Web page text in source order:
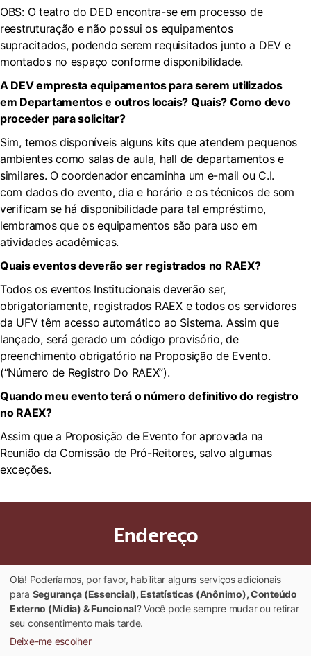
OBS: O teatro do DED encontra-se em processo de
reestruturação e não possui os equipamentos
supracitados, podendo serem requisitados junto a DEV e
montados no espaço conforme disponibilidade.
A DEV empresta equipamentos para serem utilizados
em Departamentos e outros locais? Quais? Como devo
proceder para solicitar?
Sim, temos disponíveis alguns kits que atendem pequenos
ambientes como salas de aula, hall de departamentos e
similares. O coordenador encaminha um e-mail ou C.I.
com dados do evento, dia e horário e os técnicos de som
verificam se há disponibilidade para tal empréstimo,
lembramos que os equipamentos são para uso em
atividades acadêmicas.
Quais eventos deverão ser registrados no RAEX?
Todos os eventos Institucionais deverão ser,
obrigatoriamente, registrados RAEX e todos os servidores
da UFV têm acesso automático ao Sistema. Assim que
lançado, será gerado um código provisório, de
preenchimento obrigatório na Proposição de Evento.
(“Número de Registro Do RAEX”).
Quando meu evento terá o número definitivo do registro
no RAEX?
Assim que a Proposição de Evento for aprovada na
Reunião da Comissão de Pró-Reitores, salvo algumas
exceções.
Endereço
Av. PH Rolfs, s/n – Viçosa/MG
CEP: 36570-900
CEE – Gabinete 7
© 2022 Universidade Federal de Viçosa - Todos os Direitos
Olá! Poderíamos, por favor, habilitar alguns serviços adicionais
para Segurança (Essencial), Estatísticas (Anônimo), Conteúdo
Externo (Mídia) & Funcional? Você pode sempre mudar ou retirar
seu consentimento mais tarde.
Deixe-me escolher